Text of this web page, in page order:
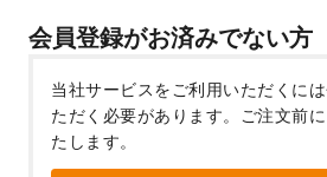
会員登録がお済みでない方
当社サービスをご利用いただくに
ただく必要があります。
ご注文前
たします。